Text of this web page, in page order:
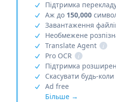
Підтримка
Аж до 150,000
Завантаження
Необмежене
Translate Agent
i
Pro OCR
i
Підтримка
Скасувати будь-коли
Ad free
Більше →